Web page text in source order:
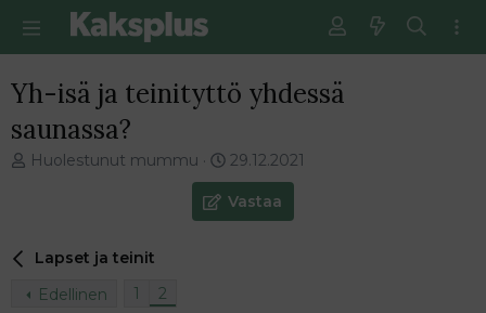
Yh-isä ja teinityttö yhdessä
saunassa?
V
e
Huolestunut mummu
E
n
s
i
29.12.2021
Vastaa
Lapset ja teinit
Edellinen
1 2